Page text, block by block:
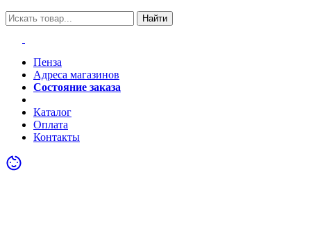
Найти
Пенза
Адреса магазинов
Состояние заказа
Каталог
Оплата
Контакты